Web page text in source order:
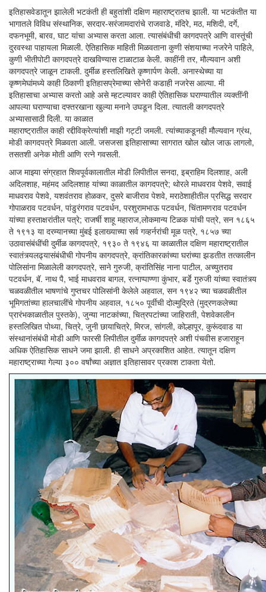
इतिहासवेडातून झालेली भटकंती ही बहुतांशी दक्षिण महाराष्ट्रातच झाली. या भटकंतीत या
भागातले विविध संस्थानिक, सरदार-सरंजामदारांचे राजवाडे, मंदिरे, मठ, मशिदी, दर्गे,
दफनभूमी, बारव, घाट यांचा अभ्यास करता आला. त्यासंबंधीची कागदपत्रे आणि वास्तूंची
दुरवस्था पाहायला मिळाली. ऐतिहासिक माहिती मिळवताना कुणी संशयाच्या नजरेने पाहिले,
कुणी भीतीपोटी कागदपत्रे दाखविण्यास टाळाटाळ केली. काहींनी तर, मौल्यवान अशी
कागदपत्रे जाळून टाकली. दुर्मीळ हस्तलिखिते कृष्णार्पण केली. अनास्थेच्या या
कृष्णमेघांमध्ये काही ठिकाणी इतिहासप्रेमाच्या सोनेरी कडाही नजरेस आल्या. मी
इतिहासाचा अभ्यास करतो आहे असे म्हटल्यावर काही ऐतिहासिक घराण्यातील व्यक्तींनी
आपल्या घराण्याचा दफ्तरखाना खुल्या मनाने उघडून दिला. त्यातली कागदपत्रे
अभ्यासासाठी दिली. या काळात
महाराष्ट्रातील काही रद्दीविक्रेत्यांशी माझी गट्टी जमली. त्यांच्याकडूनही मौल्यवान ग्रंथ,
मोडी कागदपत्रे मिळवता आली. जसजसा इतिहासाच्या सागरात खोल खोल जाऊ लागलो,
तसतशी अनेक मोती आणि रत्ने गवसली.
आज माझ्या संग्रहात शिवपूर्वकालातील मोडी लिपीतील सनदा, इब्राहिम दिलशाह, अली
अदिलशाह, महंमद अदिलशाह यांच्या काळातील कागदपत्रे; थोरले माधवराव पेशवे, सवाई
माधवराव पेशवे, यशवंतराव होळकर, दुसरे बाजीराव पेशवे, मराठेशाहीतील प्रसिद्ध सरदार
गोपाळराव पटवर्धन, पांडुरंगराव पटवर्धन, परशुरामभाऊ पटवर्धन, चिंतामणराव पटवर्धन
यांच्या हस्ताक्षरांतील पत्रे; राजर्षी शाहू महाराज,लोकमान्य टिळक यांची पत्रे, सन १८६५
ते १९१३ या दरम्यानच्या मुंबई इलाख्याच्या सर्व गव्हर्नरांची मूळ पत्रे, १८५७ च्या
उठावासंबंधींची दुर्मीळ कागदपत्रे, १९३० ते १९४६ या काळातील दक्षिण महाराष्ट्रातील
स्वातंत्र्यलढ्यासंबंधीची गोपनीय कागदपत्रे, क्रांतिकारकांच्या घरांच्या झडतीत तत्कालीन
पोलिसांना मिळालेली कागदपत्रे, साने गुरुजी, क्रांतिसिंह नाना पाटील, अच्युतराव
पटवर्धन, बॅ. नाथ पै, भाई माधवराव बागल, रत्नाप्पाण्णा कुंभार, बर्डे गुरुजी यांच्या स्वातंत्र्य
चळवळीतील भाषणांचे गुप्तचर पोलिसांनी केलेले अहवाल, सन १९४२ च्या चळवळीतील
भूमिगतांच्या हालचालींचे गोपनीय अहवाल, १८५० पूर्वीची दोल्मुद्रिते (मुद्रणकलेच्या
प्रारंभकाळातील पुस्तके), जुन्या नाटकांच्या, चित्रपटांच्या जाहिराती, पेशवेकालीन
हस्तलिखित पोथ्या, चित्रे, जुनी छायाचित्रे, मिरज, सांगली, कोल्हापूर, कुरूंदवाड या
संस्थानांसंबंधी मोडी आणि फारसी लिपीतील दुर्मीळ कागदपत्रे अशी पंचवीस हजाराहून
अधिक ऐतिहासिक साधने जमा झाली. ही साधने अप्रकाशित आहेत. त्यातून दक्षिण
महाराष्ट्राच्या गेल्या ३०० वर्षांच्या अज्ञात इतिहासावर प्रकाश टाकता येतो.